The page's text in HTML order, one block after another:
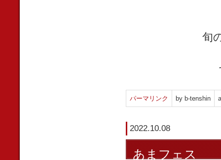
旬
パーマリンク by b-tenshin
2022.10.08
あまフェス